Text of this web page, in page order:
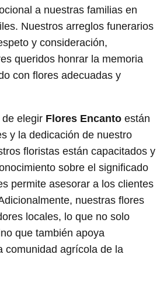
a nuestras familias en
Nuestros arreglos funerarios
y consideración,
queridos honrar la memoria
con flores adecuadas y
de elegir Flores Encanto están
y la dedicación de nuestro
floristas están capacitados y
sobre el significado
permite asesorar a los clientes
nuestras flores
locales, lo que no solo
que también apoya
comunidad agrícola de la